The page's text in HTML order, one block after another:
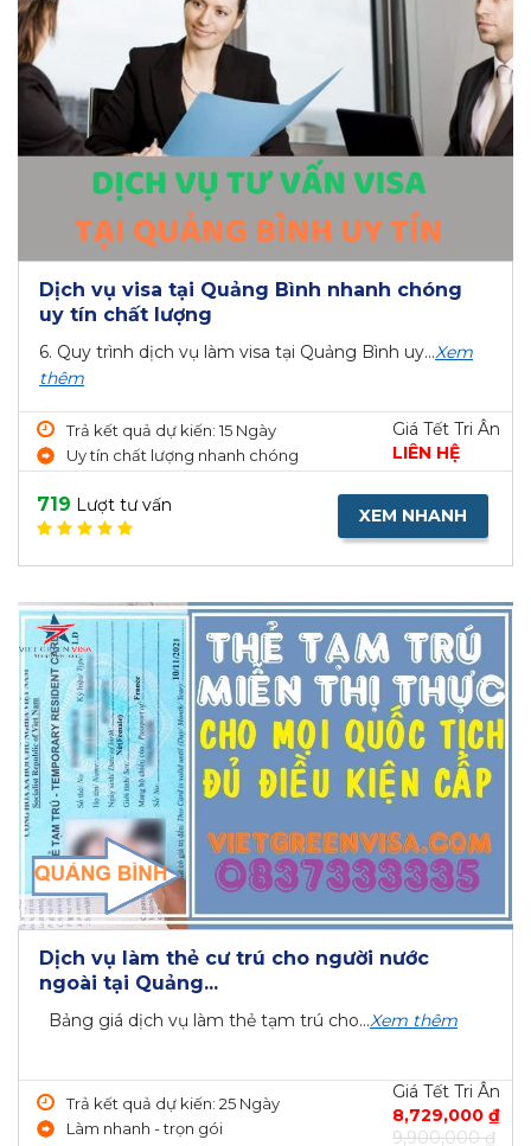
Dịch vụ visa tại Quảng Bình nhanh chóng
uy tín chất lượng
6. Quy trình dịch vụ làm visa tại Quảng Bình uy...Xem
thêm
Trả kết quả dự kiến: 15 Ngày
Uy tín chất lượng nhanh chóng
Giá Tết Tri Ân
LIÊN HỆ
719 Lượt tư vấn XEM NHANH
Dịch vụ làm thẻ cư trú cho người nước
ngoài tại Quảng...
Bảng giá dịch vụ làm thẻ tạm trú cho...Xem thêm
Trả kết quả dự kiến: 25 Ngày
Làm nhanh - trọn gói
Giá Tết Tri Ân
8,729,000 ₫
9,900,000 ₫